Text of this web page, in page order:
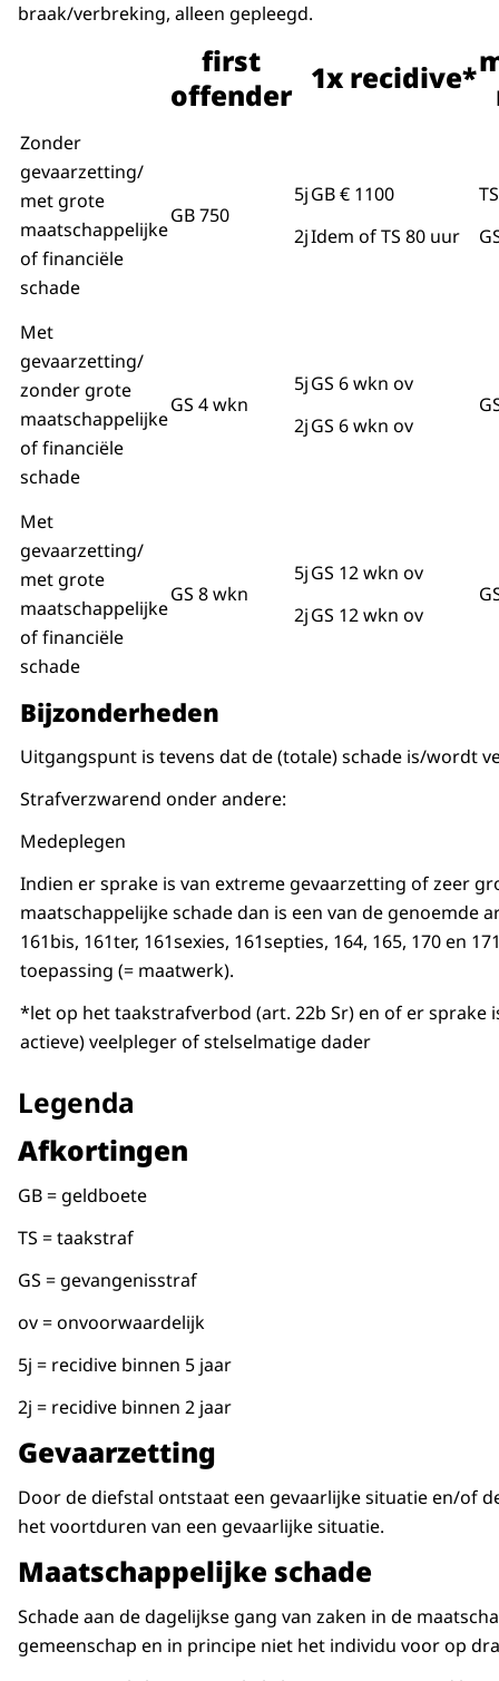
braak/verbreking, alleen gepleegd.
first
offender 1x recidive*
Zonder
gevaarzetting/
met grote
maatschappelijke
of financiële
schade
GB 750
5j
2j
GB € 1100
Idem of TS 80 uur
Met
gevaarzetting/
zonder grote
maatschappelijke
of financiële
schade
GS 4 wkn
5j
2j
GS 6 wkn ov
GS 6 wkn ov
Met
gevaarzetting/
met grote
maatschappelijke
of financiële
schade
GS 8 wkn
5j
2j
GS 12 wkn ov
GS 12 wkn ov
Bijzonderheden
Uitgangspunt is tevens dat de (totale) schade is/wordt
Strafverzwarend onder andere:
Medeplegen
Indien er sprake is van extreme gevaarzetting of zeer
maatschappelijke schade dan is een van de genoemde
161bis, 161ter, 161sexies, 161septies, 164, 165, 170 en
toepassing (= maatwerk).
*let op het taakstrafverbod (art. 22b Sr) en of er sprake
actieve) veelpleger of stelselmatige dader
Legenda
Afkortingen
GB = geldboete
TS = taakstraf
GS = gevangenisstraf
ov = onvoorwaardelijk
5j = recidive binnen 5 jaar
2j = recidive binnen 2 jaar
Gevaarzetting
Door de diefstal ontstaat een gevaarlijke situatie en/of
het voortduren van een gevaarlijke situatie.
Maatschappelijke schade
Schade aan de dagelijkse gang van zaken in de
gemeenschap en in principe niet het individu voor op